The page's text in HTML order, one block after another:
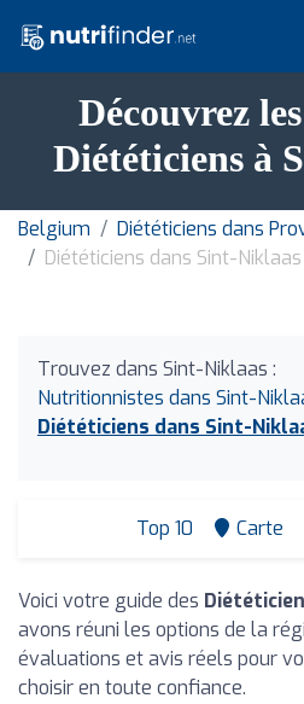
Découvrez
Diététiciens à
Belgium
Diététiciens dans
Diététiciens dans Sint-Niklaas
Trouvez dans Sint-Niklaas :
Nutritionnistes dans Sint-
Diététiciens dans Sint-
Top 10 Carte
Voici votre guide des
avons réuni les options de la
évaluations et avis réels pour
choisir en toute confiance.